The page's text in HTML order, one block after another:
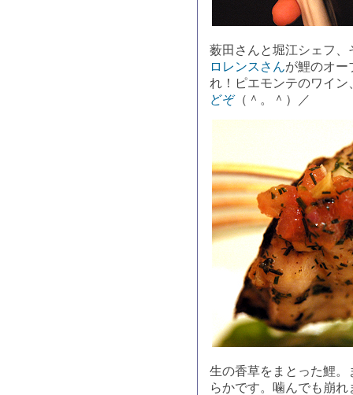
薮田さんと堀江シェフ
ロレンスさんが鯉のオー
れ！ピエモンテのワイ
どぞ（＾。＾）／
生の香草をまとった鯉
らかです。噛んでも崩